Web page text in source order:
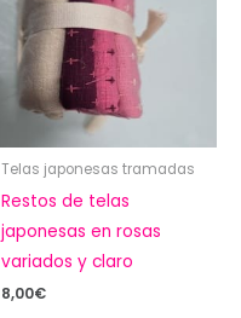
Telas japonesas tramadas
Restos de telas
japonesas en rosas
variados y claro
8,00€